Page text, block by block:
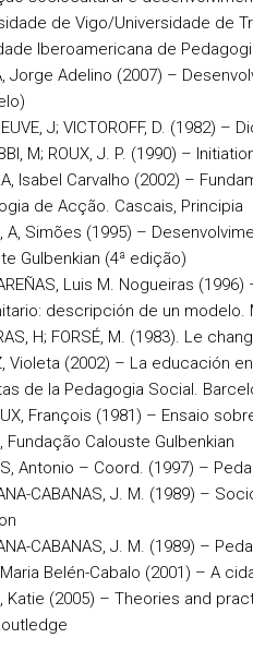
de Vigo/Universidade de
Iberoamericana de
Jorge Adelino (2007) –
J; VICTOROFF, D. (1982)
M; ROUX, J. P. (1990) –
Isabel Carvalho (2002) –
de Acção. Cascais, Principia
A, Simões (1995) –
Gulbenkian (4ª edição)
Luis M. Nogueiras
descripción de un modelo.
H; FORSÉ, M. (1983). Le
Violeta (2002) – La educación
de la Pedagogia Social.
François (1981) – Ensaio
Fundação Calouste Gulbenkian
Antonio – Coord. (1997) –
CABANAS, J. M. (1989) –
CABANAS, J. M. (1989) –
Maria Belén-Cabalo (2001) – A
Katie (2005) – Theories and